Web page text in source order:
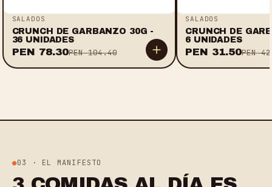
SALADOS
CRUNCH DE GARBANZO 30G -
36 UNIDADES
PEN 78.30PEN 104.40
SALADOS
CRUNCH DE
6 UNIDADES
PEN 31.50PEN
03 · EL MANIFESTO